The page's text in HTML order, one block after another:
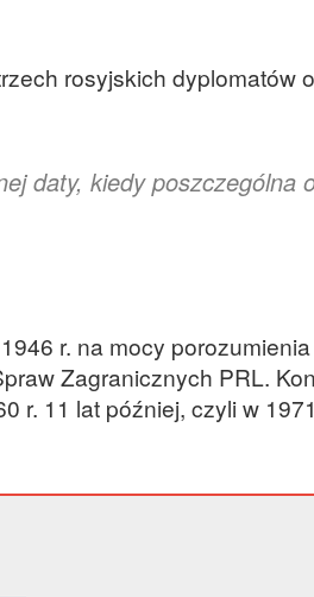
rosyjskich dyplomatów
daty, kiedy poszczególna
r. na mocy
Zagranicznych PRL.
r. 11 lat później, czyli w